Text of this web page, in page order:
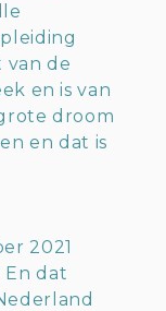
van de
en is van
droom
en dat is
2021
En dat